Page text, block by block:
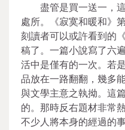
盡管是買一送一，
處所。《寂寞和暖和》
刻讀者可以或許看到的
稿了。一篇小說寫了六
活中是僅有的一次。若
品放在一路翻翻，幾多
與文學主意之執拗。這
的。那時反右題材非常
不少人將本身的經過的